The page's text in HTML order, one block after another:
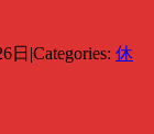
日 |Categories: 休